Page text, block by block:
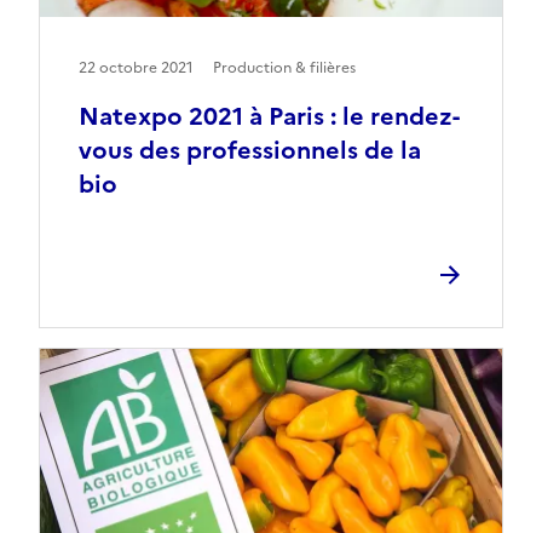
Natexpo 2021 à Paris : le rendez-
vous des professionnels de la
bio
22 octobre 2021 Production & filières